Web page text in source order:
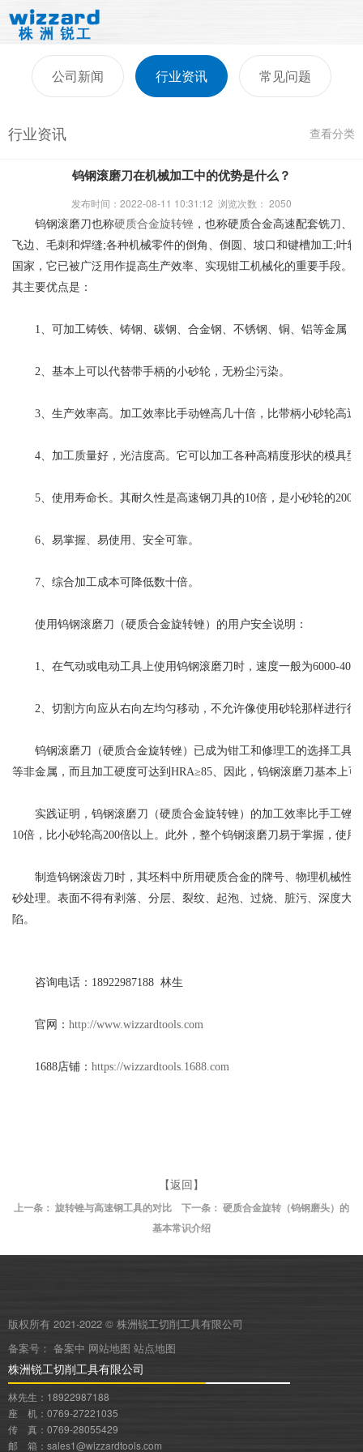
公司新闻 行业资讯 常见问题
行业资讯 查看分类
钨钢滚磨刀在机械加工中的优势是什么？
发布时间：2022-08-11 10:31:12 浏览次数： 2050
钨钢滚磨刀也称硬质合金旋转锉 ，也称硬质合金高速配套铣刀、
飞边、毛刺和焊缝;各种机械零件的倒角、倒圆、坡口和键槽加工;叶
国家，它已被广泛用作提高生产效率、实现钳工机械化的重要手段
其主要优点是：
1、可加工铸铁、铸钢、碳钢、合金钢、不锈钢、铜、铝等金属，
2、基本上可以代替带手柄的小砂轮，无粉尘污染。
3、生产效率高。加工效率比手动锉高几十倍，比带柄小砂轮高近
4、加工质量好，光洁度高。它可以加工各种高精度形状的模具型
5、使用寿命长。其耐久性是高速钢刀具的10倍，是小砂轮的200
6、易掌握、易使用、安全可靠。
7、综合加工成本可降低数十倍。
使用钨钢滚磨刀（硬质合金旋转锉）的用户安全说明：
1、在气动或电动工具上使用钨钢滚磨刀时，速度一般为6000-
2、切割方向应从右向左均匀移动，不允许像使用砂轮那样进行往
钨钢滚磨刀（硬质合金旋转锉）已成为钳工和修理工的选择工具，
等非金属，而且加工硬度可达到HRA≥85、因此，钨钢滚磨刀基本上
实践证明，钨钢滚磨刀（硬质合金旋转锉）的加工效率比手工锉
10倍，比小砂轮高200倍以上。此外，整个钨钢滚磨刀易于掌握，使用
制造钨钢滚齿刀时，其坯料中所用硬质合金的牌号、物理机械性
砂处理。表面不得有剥落、分层、裂纹、起泡、过烧、脏污、深度大
陷。
咨询电话：18922987188 林生
官网： http://www.wizzardtools.com
1688店铺： https://wizzardtools.1688.com
【返回】
上一条： 旋转锉与高速钢工具的对比 下一条： 硬质合金旋转（钨钢磨头）的
基本常识介绍
版权所有 2021-2022 © 株洲锐工切削工具有限公司
备案号： 备案中 网站地图 站点地图
株洲锐工切削工具有限公司
林先生：18922987188
座 机：0769-27221035
传 真：0769-28055429
邮 箱：sales1@wizzardtools.com